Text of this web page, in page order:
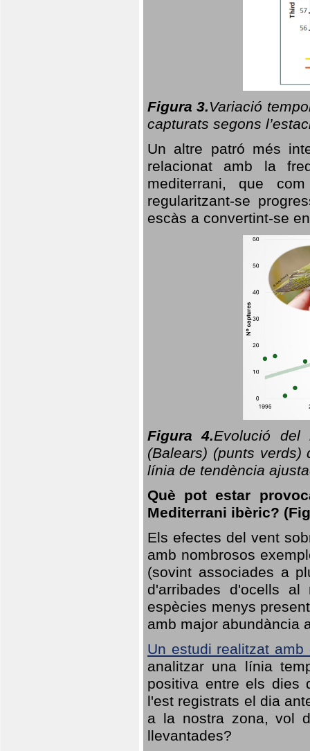
Figura 3.Variació
capturats segons
Un altre patró més
relacionat amb la
mediterrani, que
regularitzant-se
escàs a convertint-se
Figura 4.Evolució del
(Balears) (punts
línia de tendència
Què pot estar
Mediterrani ibèric?
Els efectes del vent
amb nombrosos
(sovint associades a
d'arribades d'ocells
espècies menys
amb major abundància
Un estudi realitzat amb
analitzar una línia
positiva entre els dies
l'est registrats el dia
a la nostra zona, vol
llevantades?